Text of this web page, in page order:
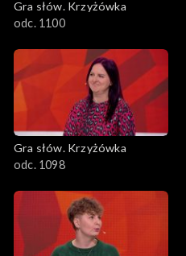
Gra słów. Krzyżówka
odc. 1100
Gra słów. Krzyżówka
odc. 1098